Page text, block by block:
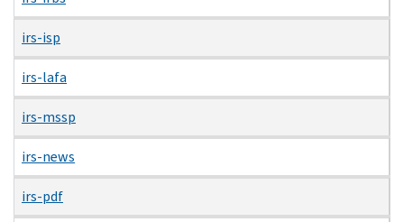
irs-isp
irs-lafa
irs-mssp
irs-news
irs-pdf